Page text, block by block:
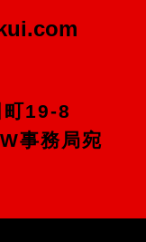
町19-8
事務局宛